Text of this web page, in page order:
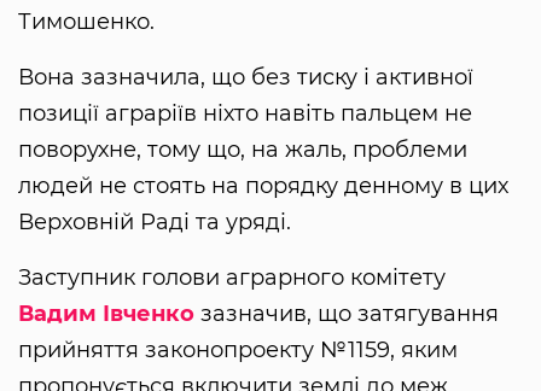
Тимошенко.
Вона зазначила, що без тиску і активної
позиції аграріїв ніхто навіть пальцем не
поворухне, тому що, на жаль, проблеми
людей не стоять на порядку денному в цих
Верховній Раді та уряді.
Заступник голови аграрного комітету
Вадим Івченко зазначив, що затягування
прийняття законопроекту №1159, яким
пропонується включити землі до меж